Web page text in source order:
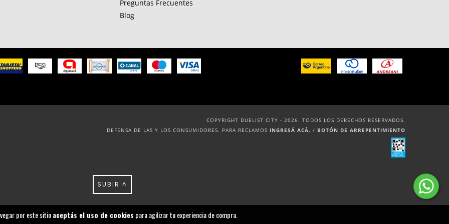
por este sitioaceptás el uso de cookies para agilizar tu experiencia de compra.
Preguntas Frecuentes
Blog
COPYRIGHT DUELIST CITY - 2026. TODOS LOS DERECHOS RESERVADOS.
DEFENSA DE LAS Y LOS CONSUMIDORES. PARA RECLAMOS INGRESÁ ACÁ. / BOTÓN DE ARREPENTIMIENTO
SUBIR ^